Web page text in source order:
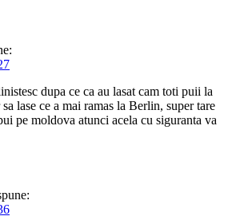
dupa ce ca au lasat cam toti puii la
lase ce a mai ramas la Berlin, super tare
pe moldova atunci acela cu siguranta va